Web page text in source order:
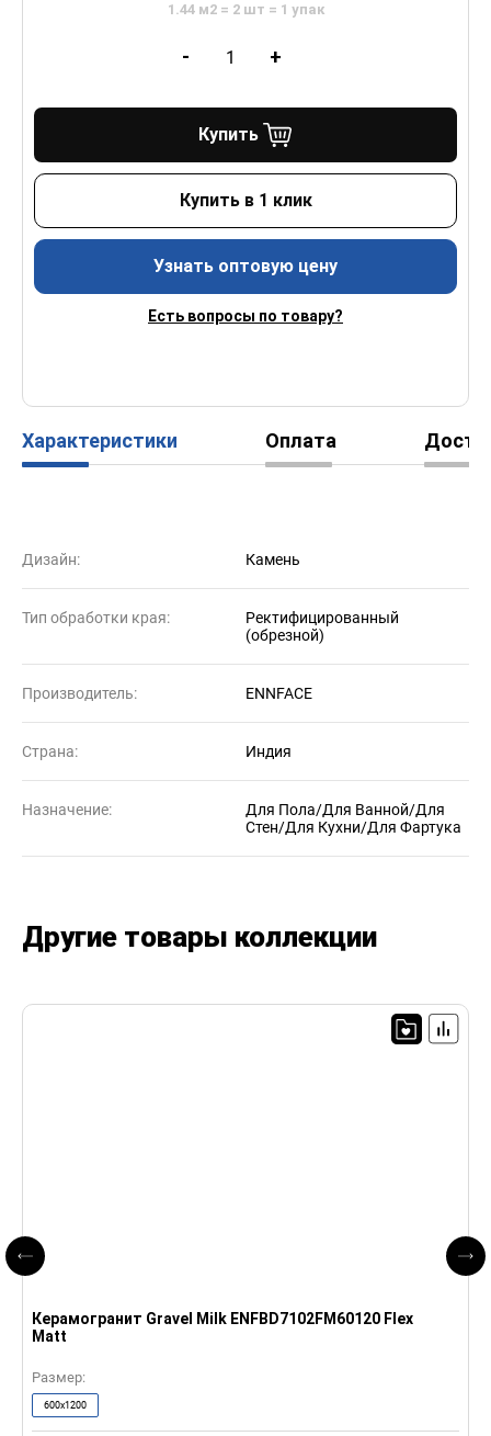
1.44 м2 = 2 шт = 1 упак
- +
Купить
Купить в 1 клик
Узнать оптовую цену
Есть вопросы по товару?
Характеристики Оплата
Дизайн: Камень
Тип обработки края:
Ректифицированный
(обрезной)
Производитель: ENNFACE
Страна: Индия
Назначение:
Для Пола/Для Ванной/Для
Стен/Для Кухни/Для Фартука
Другие товары коллекции
Керамогранит Gravel Milk ENFBD7102FM60120 Flex
Matt
Размер:
600x1200